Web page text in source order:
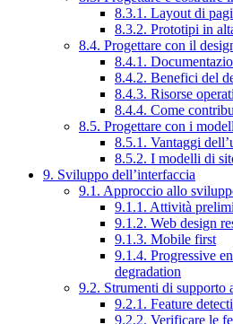
8.3.1. Layout di
8.3.2. Prototipi in
8.4. Progettare con il
8.4.1.
8.4.2. Benefici del
8.4.3. Risorse
8.4.4. Come
8.5. Progettare con i
8.5.1. Vantaggi
8.5.2. I modelli di
9. Sviluppo dell’interfaccia
9.1. Approccio allo
9.1.1. Attività
9.1.2. Web design
9.1.3. Mobile first
9.1.4. Progressive
degradation
9.2. Strumenti di supporto
9.2.1. Feature
9.2.2. Verificare le